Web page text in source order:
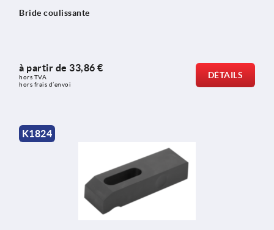
Bride coulissante
à partir de 33,86 €
hors TVA
hors frais d’envoi
DÉTAILS
K1824